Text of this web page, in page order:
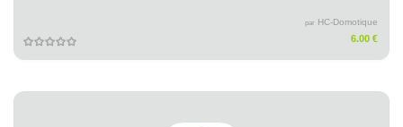
par HC-Domotique
6.00 €